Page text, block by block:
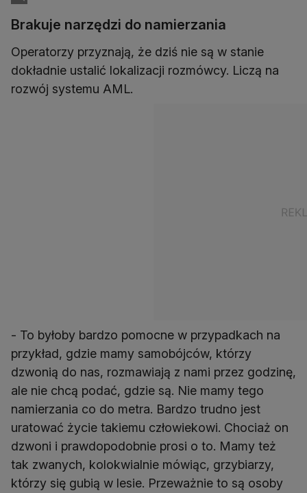
Brakuje narzędzi do namierzania
Operatorzy przyznają, że dziś nie są w stanie
dokładnie ustalić lokalizacji rozmówcy. Liczą na
rozwój systemu AML.
- To byłoby bardzo pomocne w przypadkach na
przykład, gdzie mamy samobójców, którzy
dzwonią do nas, rozmawiają z nami przez godzinę,
ale nie chcą podać, gdzie są. Nie mamy tego
namierzania co do metra. Bardzo trudno jest
uratować życie takiemu człowiekowi. Chociaż on
dzwoni i prawdopodobnie prosi o to. Mamy też
tak zwanych, kolokwialnie mówiąc, grzybiarzy,
którzy się gubią w lesie. Przeważnie to są osoby